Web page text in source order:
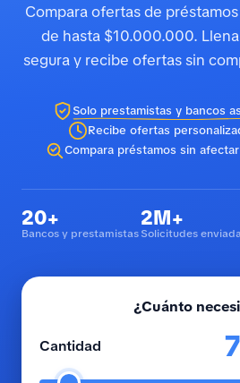
Compara ofertas de
de hasta $10.000.000.
segura y recibe ofertas sin
Solo prestamistas y bancos
Recibe ofertas
Compara préstamos sin
20+
Bancos y prestamistas
2M+
Solicitudes
¿Cuánto
Cantidad